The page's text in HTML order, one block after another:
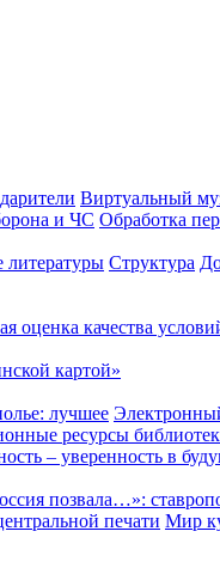
Виртуальный
и ЧС Обработка
литературы Структура
оценка качества
картой»
лучшее
ресурсы
– уверенность в
позвала…»:
печати Мир